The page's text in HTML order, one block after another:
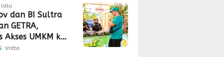
lalu
dan BI Sultra
GETRA,
Akses UMKM ke
Vritta